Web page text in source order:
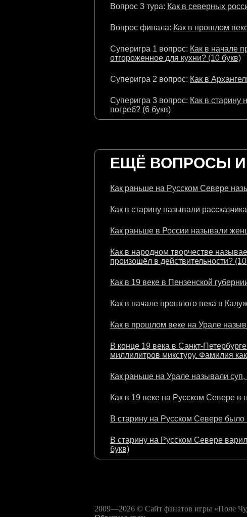
Вопрос 3 тура: Как в северных
Вопрос финала: Как в прошлом
Суперигра 1 вопрос: Как в начале
отгороженное для кухни? (10 букв)
Суперигра 2 вопрос: Как в
Суперигра 3 вопрос: Как в старину
погреб? (6 букв)
ЕЩЁ ВОПРОСЫ И
Как раньше на Русском Севере
Как в старину называли
Как раньше в России называли
Как в народном творчестве
произошёл в действительности?
Как в 19 веке в Пензенской
Как в начале прошлого века в
Как в прошлом веке на Урале
В конце 19 века в Санкт-
миллилитров микстуру. Фамилия
Как раньше на Урале называли
Как в 19 веке на Русском Севере в
В старину на Русском Севере было
В старину на Русском Севере
букв)
2009—2026 © Сайт фанатов игры «Поле